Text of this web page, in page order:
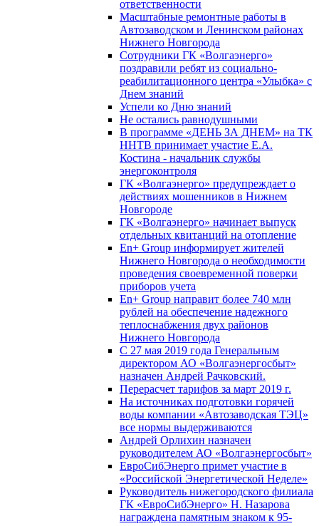
ответственности
Масштабные ремонтные работы в
Автозаводском и Ленинском районах
Нижнего Новгорода
Сотрудники ГК «Волгаэнерго»
поздравили ребят из социально-
реабилитационного центра «Улыбка» с
Днем знаний
Успели ко Дню знаний
Не остались равнодушными
В программе «ДЕНЬ ЗА ДНЕМ» на ТК
ННТВ принимает участие Е.А.
Костина - начальник службы
энергоконтроля
ГК «Волгаэнерго» предупреждает о
действиях мошенников в Нижнем
Новгороде
ГК «Волгаэнерго» начинает выпуск
отдельных квитанций на отопление
En+ Group информирует жителей
Нижнего Новгорода о необходимости
проведения своевременной поверки
приборов учета
En+ Group направит более 740 млн
рублей на обеспечение надежного
теплоснабжения двух районов
Нижнего Новгорода
С 27 мая 2019 года Генеральным
директором АО «Волгаэнергосбыт»
назначен Андрей Рачковский.
Перерасчет тарифов за март 2019 г.
На источниках подготовки горячей
воды компании «Автозаводская ТЭЦ»
все нормы выдерживаются
Андрей Орлихин назначен
руководителем АО «Волгаэнергосбыт»
ЕвроСибЭнерго примет участие в
«Российской Энергетической Неделе»
Руководитель нижегородского филиала
ГК «ЕвроСибЭнерго» Н. Назарова
награждена памятным знаком к 95-